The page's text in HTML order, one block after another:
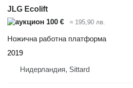
JLG Ecolift
100 €
≈ 195,90 лв.
Ножична работна платформа
2019
Нидерландия, Sittard